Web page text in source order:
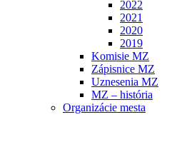
2022
2021
2020
2019
Komisie MZ
Zápisnice MZ
Uznesenia MZ
MZ – história
Organizácie mesta